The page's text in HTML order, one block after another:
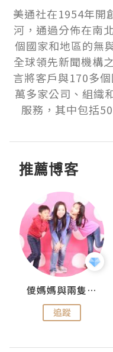
美通社在1954年開
河，通過分佈在南
個國家和地區的無
全球領先新聞機構
言將客戶與170多
萬多家公司、組織
服務，其中包括
推薦博客
儍媽媽與兩隻小魔怪之家
追蹤